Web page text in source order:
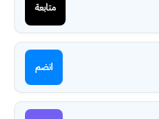
متابعة
انضم